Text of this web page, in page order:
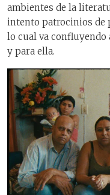
ambientes de la
intento patrocinios de
lo cual va confluyendo
y para ella.